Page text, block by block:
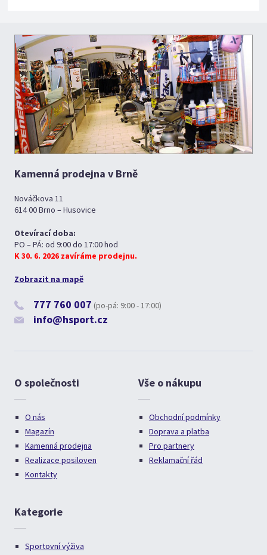
Kamenná prodejna v Brně
Nováčkova 11
614 00 Brno – Husovice
Otevírací doba:
PO – PÁ: od 9:00 do 17:00 hod
K 30. 6. 2026 zavíráme prodejnu.
Zobrazit na mapě
777 760 007 (po-pá: 9:00 - 17:00)
info@hsport.cz
O společnosti
O nás
Magazín
Kamenná prodejna
Realizace posiloven
Kontakty
Vše o nákupu
Obchodní podmínky
Doprava a platba
Pro partnery
Reklamační řád
Kategorie
Sportovní výživa